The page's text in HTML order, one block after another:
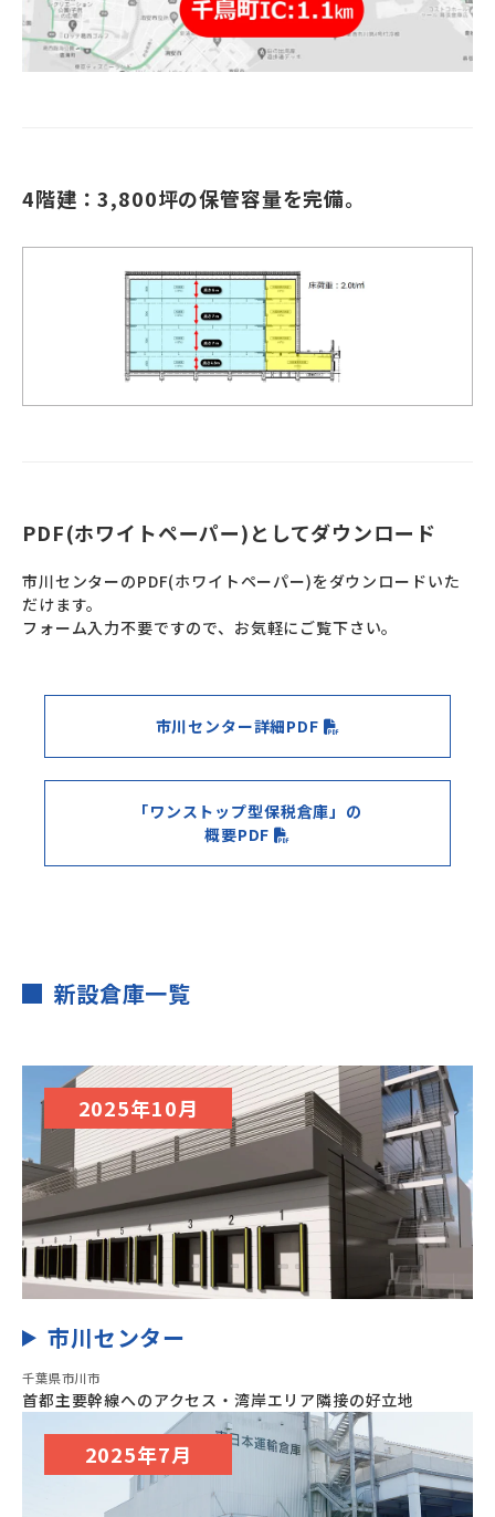
4階建：3,800坪の保管容量を完備。
PDF(ホワイトペーパー)としてダウンロード
市川センターのPDF(ホワイトペーパー)をダウンロードいた
だけます。
フォーム入力不要ですので、お気軽にご覧下さい。
市川センター詳細PDF
「ワンストップ型保税倉庫」の
概要PDF
新設倉庫一覧
2025年10月
市川センター
千葉県市川市
首都主要幹線へのアクセス・湾岸エリア隣接の好立地
2025年7月